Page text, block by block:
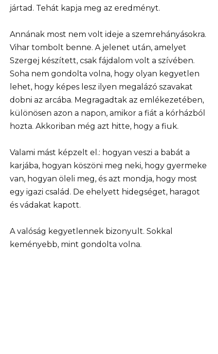
jártad. Tehát kapja meg az eredményt.
Annának most nem volt ideje a szemrehányásokra.
Vihar tombolt benne. A jelenet után, amelyet
Szergej készített, csak fájdalom volt a szívében.
Soha nem gondolta volna, hogy olyan kegyetlen
lehet, hogy képes lesz ilyen megalázó szavakat
dobni az arcába. Megragadtak az emlékezetében,
különösen azon a napon, amikor a fiát a kórházból
hozta. Akkoriban még azt hitte, hogy a fiuk.
Valami mást képzelt el.: hogyan veszi a babát a
karjába, hogyan köszöni meg neki, hogy gyermeke
van, hogyan öleli meg, és azt mondja, hogy most
egy igazi család. De ehelyett hidegséget, haragot
és vádakat kapott.
A valóság kegyetlennek bizonyult. Sokkal
keményebb, mint gondolta volna.